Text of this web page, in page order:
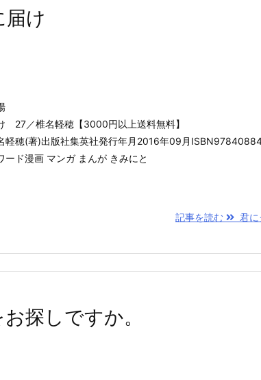
け
27／椎名軽穂【3000円以上送料無料】
軽穂(著)出版社集英社発行年月2016年09月
ード漫画 マンガ まんが きみにと
記事を読む 君
探しですか。